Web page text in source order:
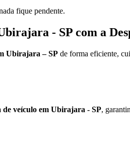
fique pendente.
- SP com a
Ubirajara – SP de forma eficiente,
de veículo em Ubirajara - SP,